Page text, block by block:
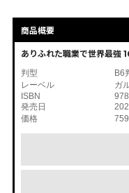
商品概要
ありふれた職業で世界最強
判型
B6
レーベル
ガ
ISBN
発売日
価格
759